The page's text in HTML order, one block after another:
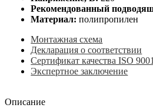
Рекомендованный
Материал:полипропилен
Монтажная схема
Декларация о соответствии
Сертификат качества ISO
Экспертное заключение
Описание